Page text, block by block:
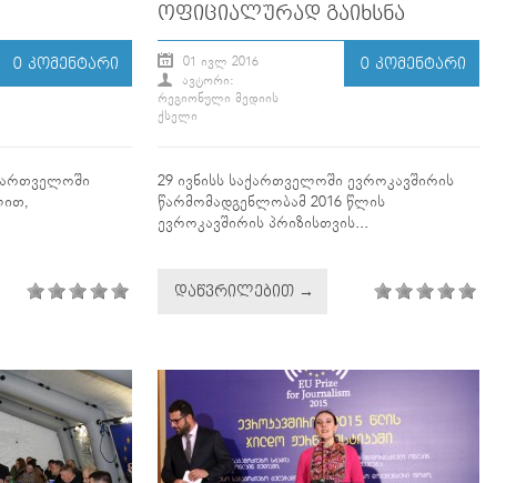
0 ᲙᲝᲛᲔᲜᲢᲐᲠᲘ
ᲝᲤᲘᲪᲘᲐᲚᲣᲠᲐᲓ ᲒᲐᲘᲮᲡᲜᲐ
01 ᲘᲕᲚ 2016
ᲐᲕᲢᲝᲠᲘ:
ᲠᲔᲒᲘᲝᲜᲣᲚᲘ ᲛᲔᲓᲘᲘᲡ
ᲥᲡᲔᲚᲘ
0 ᲙᲝᲛᲔᲜᲢᲐᲠᲘ
29 ივნისს საქართველოში ევროკავშირის
წარმომადგენლობამ 2016 წლის
ევროკავშირის პრიზისთვის...
ᲓᲐᲬᲕᲠᲘᲚᲔᲑᲘᲗ →